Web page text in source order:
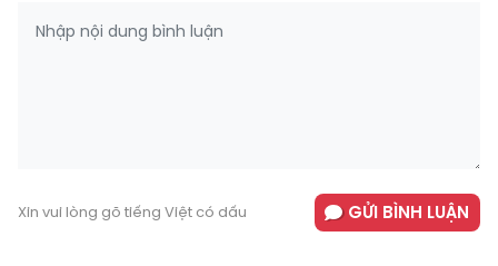
Xin vui lòng gõ tiếng Việt có dấu GỬI BÌNH LUẬN